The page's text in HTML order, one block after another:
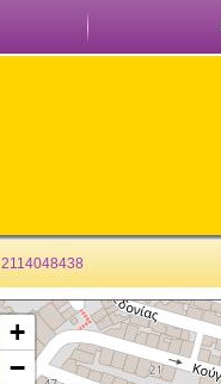
2114048438
+
−